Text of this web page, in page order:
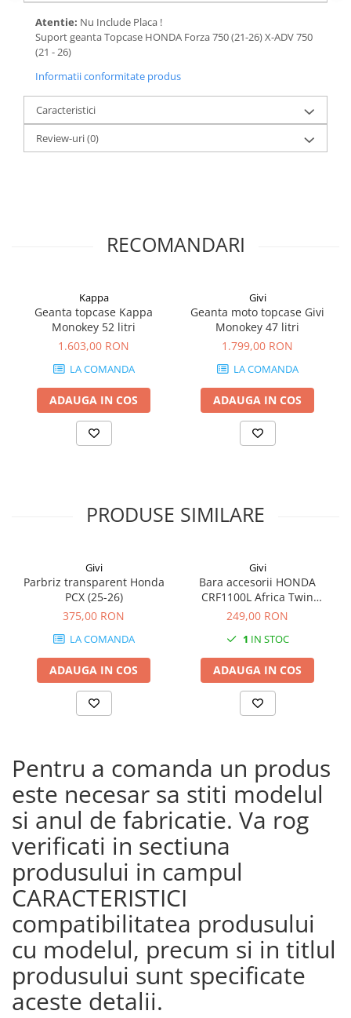
Atentie: Nu Include Placa !
Suport geanta Topcase HONDA Forza 750 (21-26) X-ADV 750
(21 - 26)
Informatii conformitate produs
Caracteristici
Review-uri(0)
RECOMANDARI
Kappa
Geanta topcase Kappa
Monokey 52 litri
1.603,00 RON
LA COMANDA
ADAUGA IN COS
Givi
Geanta moto topcase Givi
Monokey 47 litri
1.799,00 RON
LA COMANDA
ADAUGA IN COS
PRODUSE SIMILARE
Givi
Parbriz transparent Honda
PCX (25-26)
375,00 RON
LA COMANDA
ADAUGA IN COS
Givi
Bara accesorii HONDA
CRF1100L Africa Twin
Adventure Sports (20 - 23)
Adventure Sports (24)
CRF1100L AFRICA TWIN (24)
CRF1100L Africa Twin (20 -
23)
249,00 RON
1 IN STOC
ADAUGA IN COS
Pentru a comanda un produs
este necesar sa stiti modelul
si anul de fabricatie. Va rog
verificati in sectiuna
produsului in campul
CARACTERISTICI
compatibilitatea produsului
cu modelul, precum si in titlul
produsului sunt specificate
aceste detalii.